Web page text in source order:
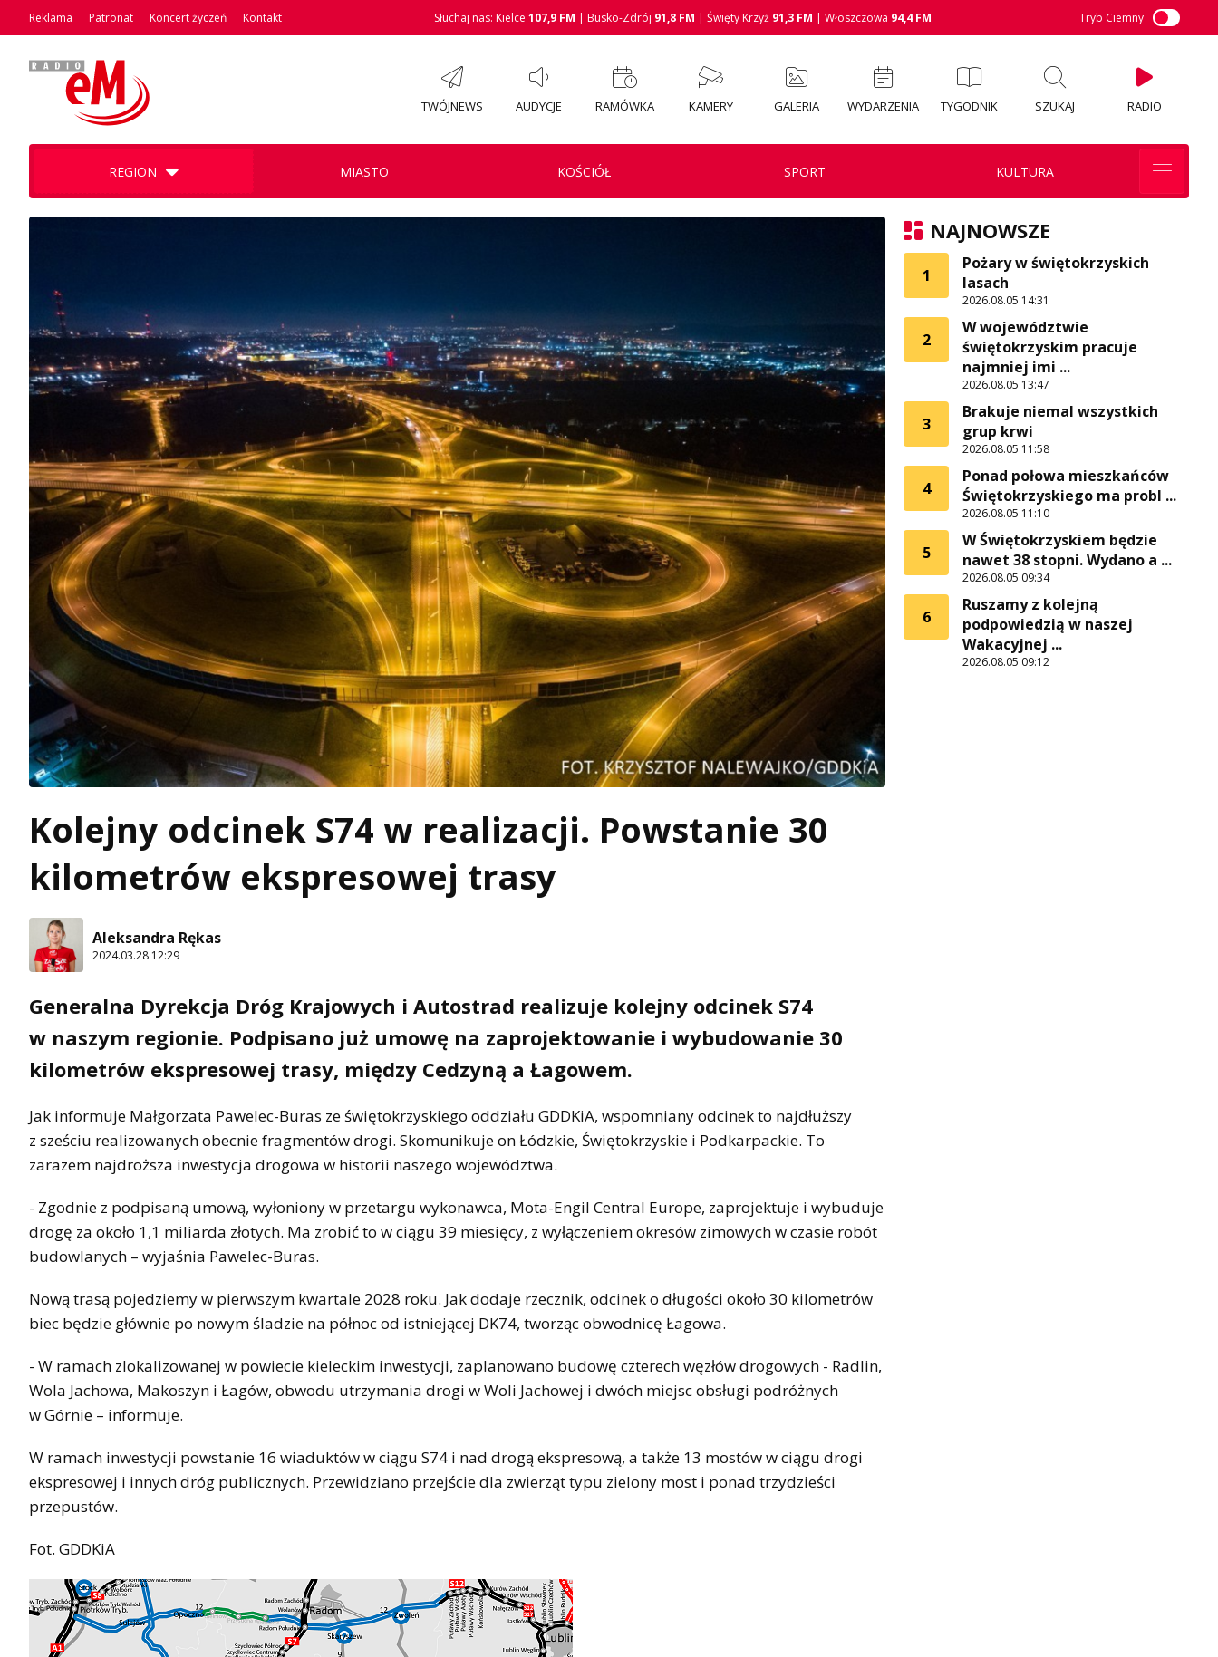
Reklama Patronat Koncert życzeń Kontakt Słuchaj nas: Kielce 107,9 FM | Busko-Zdrój 91,8 FM | Święty Krzyż 91,3 FM | Włoszczowa 94,4 FM Tryb Ciemny
TWÓJNEWS AUDYCJE RAMÓWKA KAMERY GALERIA WYDARZENIA TYGODNIK SZUKAJ RADIO
REGION MIASTO KOŚCIÓŁ SPORT KULTURA
Kolejny odcinek S74 w realizacji. Powstanie 30
kilometrów ekspresowej trasy
Aleksandra Rękas
2024.03.28 12:29
Generalna Dyrekcja Dróg Krajowych i Autostrad realizuje kolejny odcinek S74
w naszym regionie. Podpisano już umowę na zaprojektowanie i wybudowanie 30
kilometrów ekspresowej trasy, między Cedzyną a Łagowem.
Jak informuje Małgorzata Pawelec-Buras ze świętokrzyskiego oddziału GDDKiA, wspomniany odcinek to najdłuższy
z sześciu realizowanych obecnie fragmentów drogi. Skomunikuje on Łódzkie, Świętokrzyskie i Podkarpackie. To
zarazem najdroższa inwestycja drogowa w historii naszego województwa.
- Zgodnie z podpisaną umową, wyłoniony w przetargu wykonawca, Mota-Engil Central Europe, zaprojektuje i wybuduje
drogę za około 1,1 miliarda złotych. Ma zrobić to w ciągu 39 miesięcy, z wyłączeniem okresów zimowych w czasie robót
budowlanych – wyjaśnia Pawelec-Buras.
Nową trasą pojedziemy w pierwszym kwartale 2028 roku. Jak dodaje rzecznik, odcinek o długości około 30 kilometrów
biec będzie głównie po nowym śladzie na północ od istniejącej DK74, tworząc obwodnicę Łagowa.
- W ramach zlokalizowanej w powiecie kieleckim inwestycji, zaplanowano budowę czterech węzłów drogowych - Radlin,
Wola Jachowa, Makoszyn i Łagów, obwodu utrzymania drogi w Woli Jachowej i dwóch miejsc obsługi podróżnych
w Górnie – informuje.
W ramach inwestycji powstanie 16 wiaduktów w ciągu S74 i nad drogą ekspresową, a także 13 mostów w ciągu drogi
ekspresowej i innych dróg publicznych. Przewidziano przejście dla zwierząt typu zielony most i ponad trzydzieści
przepustów.
Fot. GDDKiA
NAJNOWSZE
1
Pożary w świętokrzyskich
lasach
2026.08.05 14:31
2
W województwie
świętokrzyskim pracuje
najmniej imi ...
2026.08.05 13:47
3
Brakuje niemal wszystkich
grup krwi
2026.08.05 11:58
4
Ponad połowa mieszkańców
Świętokrzyskiego ma probl ...
2026.08.05 11:10
5
W Świętokrzyskiem będzie
nawet 38 stopni. Wydano a ...
2026.08.05 09:34
6
Ruszamy z kolejną
podpowiedzią w naszej
Wakacyjnej ...
2026.08.05 09:12